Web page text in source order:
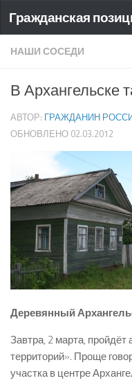
Гражданская
НАШИ СОСЕДИ
В Архангельске
АВТОР: ГРАЖДАНИН
ОБНОВЛЕНО 02.03.2012
Деревянный
Завтра, 2 марта,
территорий». Проще
участка в центре